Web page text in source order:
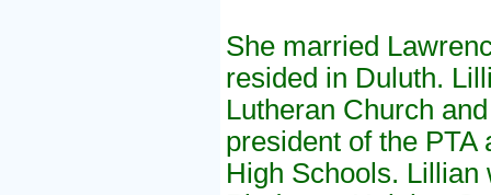
She married
resided in Duluth.
Lutheran Church
president of the
High Schools.